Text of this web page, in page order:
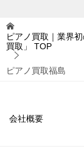
ピアノ買取｜業界
買取」
TOP
ピアノ買取福島
会社概要